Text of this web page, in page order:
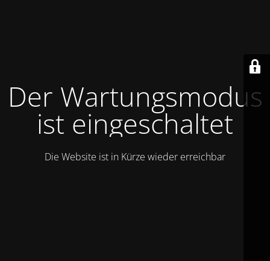
Der Wartungsmodus
ist eingeschaltet
Die Website ist in Kürze wieder erreichbar